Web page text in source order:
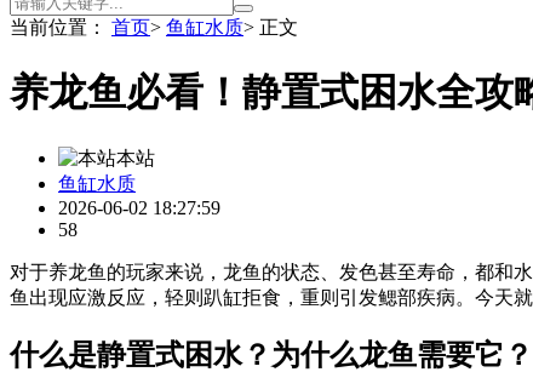
当前位置： 首页> 鱼缸水质> 正文
养龙鱼必看！静置式困水全
本站
鱼缸水质
2026-06-02 18:27:59
58
对于养龙鱼的玩家来说，龙鱼的状态、发色甚至寿命，都和
鱼出现应激反应，轻则趴缸拒食，重则引发鳃部疾病。今天
什么是静置式困水？为什么龙鱼需要它？